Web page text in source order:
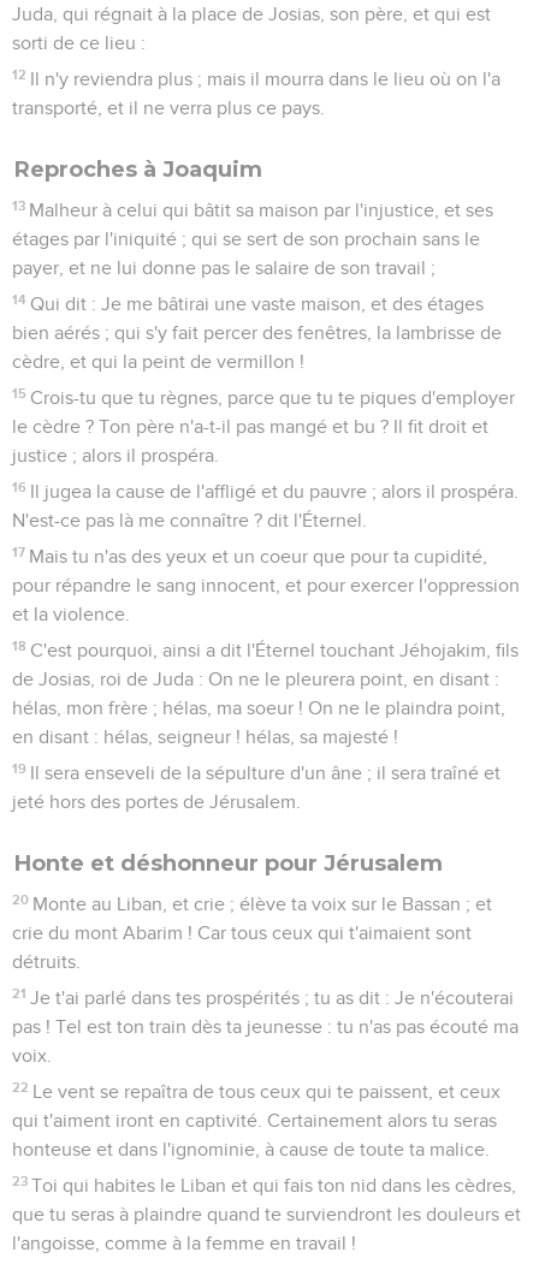
Juda, qui régnait à la place de Josias, son père, et qui est
sorti de ce lieu :
12 Il n'y reviendra plus ; mais il mourra dans le lieu où on l'a
transporté, et il ne verra plus ce pays.
Reproches à Joaquim
13 Malheur à celui qui bâtit sa maison par l'injustice, et ses
étages par l'iniquité ; qui se sert de son prochain sans le
payer, et ne lui donne pas le salaire de son travail ;
14 Qui dit : Je me bâtirai une vaste maison, et des étages
bien aérés ; qui s'y fait percer des fenêtres, la lambrisse de
cèdre, et qui la peint de vermillon !
15 Crois-tu que tu règnes, parce que tu te piques d'employer
le cèdre ? Ton père n'a-t-il pas mangé et bu ? Il fit droit et
justice ; alors il prospéra.
16 Il jugea la cause de l'affligé et du pauvre ; alors il prospéra.
N'est-ce pas là me connaître ? dit l'Éternel.
17 Mais tu n'as des yeux et un coeur que pour ta cupidité,
pour répandre le sang innocent, et pour exercer l'oppression
et la violence.
18 C'est pourquoi, ainsi a dit l'Éternel touchant Jéhojakim, fils
de Josias, roi de Juda : On ne le pleurera point, en disant :
hélas, mon frère ; hélas, ma soeur ! On ne le plaindra point,
en disant : hélas, seigneur ! hélas, sa majesté !
19 Il sera enseveli de la sépulture d'un âne ; il sera traîné et
jeté hors des portes de Jérusalem.
Honte et déshonneur pour Jérusalem
20 Monte au Liban, et crie ; élève ta voix sur le Bassan ; et
crie du mont Abarim ! Car tous ceux qui t'aimaient sont
détruits.
21 Je t'ai parlé dans tes prospérités ; tu as dit : Je n'écouterai
pas ! Tel est ton train dès ta jeunesse : tu n'as pas écouté ma
voix.
22 Le vent se repaîtra de tous ceux qui te paissent, et ceux
qui t'aiment iront en captivité. Certainement alors tu seras
honteuse et dans l'ignominie, à cause de toute ta malice.
23 Toi qui habites le Liban et qui fais ton nid dans les cèdres,
que tu seras à plaindre quand te surviendront les douleurs et
l'angoisse, comme à la femme en travail !